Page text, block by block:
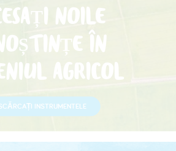
NOILE
ÎN
AGRICOL
INSTRUMENTELE